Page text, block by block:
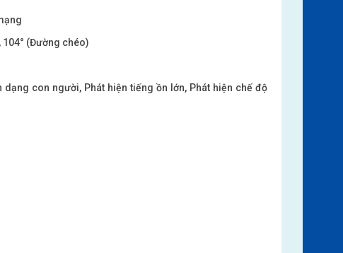
104° (Đường chéo)
con người, Phát hiện tiếng ồn lớn, Phát hiện chế độ